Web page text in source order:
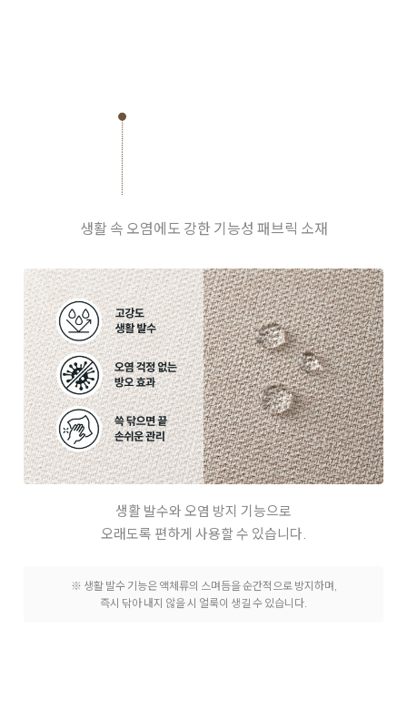
생활 속 오염에도 강한 기능성 패브릭 소재
생활 발수와 오염 방지 기능으로
오래도록 편하게 사용할 수 있습니다.
※ 생활 발수 기능은 액체류의 스며듬을 순간적으로 방지하며,
즉시 닦아 내지 않을 시 얼룩이 생길 수 있습니다.